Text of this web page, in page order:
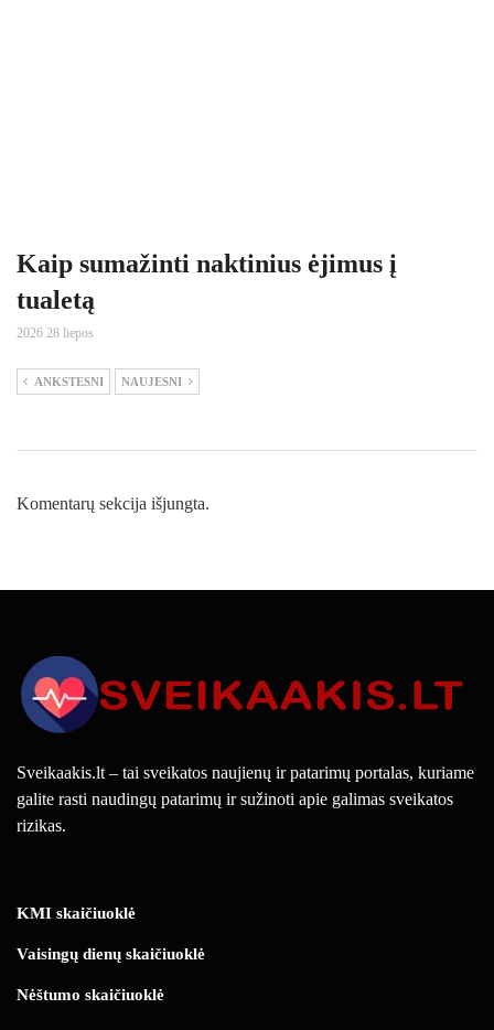
Kaip sumažinti naktinius ėjimus į
tualetą
2026 28 liepos
ANKSTESNI NAUJESNI
Komentarų sekcija išjungta.
Sveikaakis.lt – tai sveikatos naujienų ir patarimų portalas, kuriame
galite rasti naudingų patarimų ir sužinoti apie galimas sveikatos
rizikas.
KMI skaičiuoklė
Vaisingų dienų skaičiuoklė
Nėštumo skaičiuoklė